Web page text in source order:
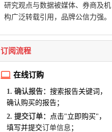
研究观点与数据被媒体、券商及机
构广泛转载引用，品牌公信力强。
订阅流程
在线订购
1. 确认报告： 搜索报告关键词，
确认购买的报告；
2. 提交订单： 点击"立即购买"，
填写并提交订单信息 ；